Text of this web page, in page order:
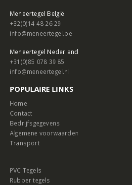
Meneertegel België
+32(0)14 48 26 29
info@meneertegel.be
Meneertegel Nederland
+31(0)85 078 39 85
info@meneertegel.nl
POPULAIRE LINKS
Home
Contact
Bedrijfsgegevens
Algemene voorwaarden
Transport
PVC Tegels
Rubber tegels